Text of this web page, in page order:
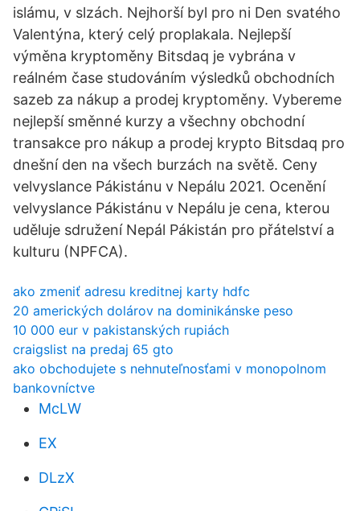
islámu, v slzách. Nejhorší byl pro ni Den svatého
Valentýna, který celý proplakala. Nejlepší
výměna kryptoměny Bitsdaq je vybrána v
reálném čase studováním výsledků obchodních
sazeb za nákup a prodej kryptoměny. Vybereme
nejlepší směnné kurzy a všechny obchodní
transakce pro nákup a prodej krypto Bitsdaq pro
dnešní den na všech burzách na světě. Ceny
velvyslance Pákistánu v Nepálu 2021. Ocenění
velvyslance Pákistánu v Nepálu je cena, kterou
uděluje sdružení Nepál Pákistán pro přátelství a
kulturu (NPFCA).
ako zmeniť adresu kreditnej karty hdfc
20 amerických dolárov na dominikánske peso
10 000 eur v pakistanských rupiách
craigslist na predaj 65 gto
ako obchodujete s nehnuteľnosťami v monopolnom
bankovníctve
McLW
EX
DLzX